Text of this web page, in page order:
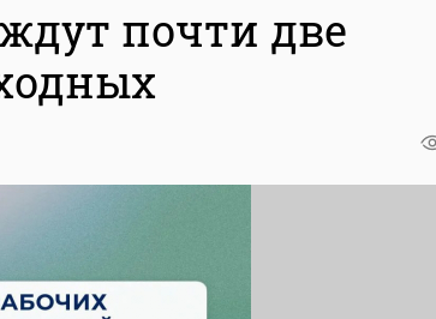
почти две